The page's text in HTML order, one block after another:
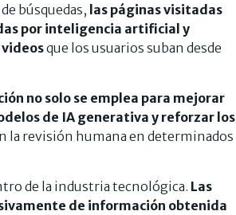
búsquedas, las páginas visitadas
por inteligencia artificial y
que los usuarios suban desde
no solo se emplea para mejorar
de IA generativa y reforzar los
la revisión humana en determinados
de la industria tecnológica. Las
de información obtenida